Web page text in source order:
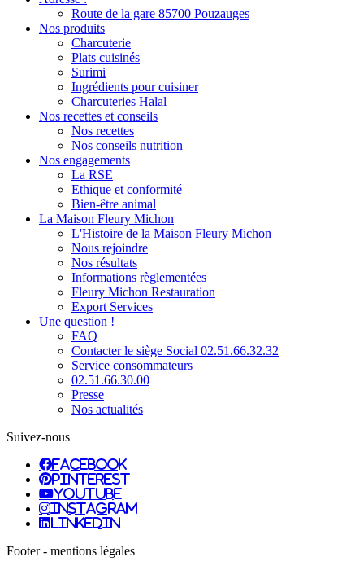
Route de la gare 85700 Pouzauges
Nos produits
Charcuterie
Plats cuisinés
Surimi
Ingrédients pour cuisiner
Charcuteries Halal
Nos recettes et conseils
Nos recettes
Nos conseils nutrition
Nos engagements
La RSE
Ethique et conformité
Bien-être animal
La Maison Fleury Michon
L'Histoire de la Maison Fleury Michon
Nous rejoindre
Nos résultats
Informations règlementées
Fleury Michon Restauration
Export Services
Une question !
FAQ
Contacter le siège Social 02.51.66.32.32
Service consommateurs
02.51.66.30.00
Presse
Nos actualités
Suivez-nous
facebook
pinterest
youtube
instagram
linkedin
Footer - mentions légales